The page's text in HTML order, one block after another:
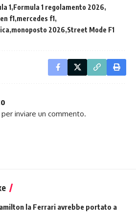
1 Formula 1 regolamento 2026
f1 mercedes f1
monoposto 2026 Street Mode F1
per inviare un commento.
la Ferrari avrebbe portato a